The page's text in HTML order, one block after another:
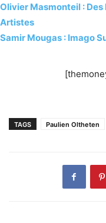
Olivier Masmonteil :
Artistes
Samir Mougas : Imago
TAGS Paulien Oltheten